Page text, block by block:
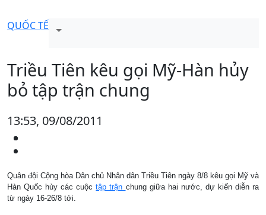
QUỐC TẾ
Triều Tiên kêu gọi Mỹ-Hàn hủy
bỏ tập trận chung
13:53, 09/08/2011
Quân đội Cộng hòa Dân chủ Nhân dân Triều Tiên ngày 8/8 kêu gọi Mỹ và
Hàn Quốc hủy các cuộctập trận chung giữa hai nước, dự kiến diễn ra
từ ngày 16-26/8 tới.